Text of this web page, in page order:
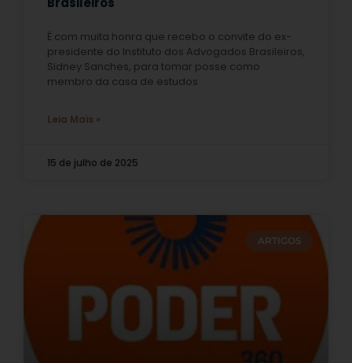
É com muita honra que recebo o convite do ex-
presidente do Instituto dos Advogados Brasileiros,
Sidney Sanches, para tomar posse como
membro da casa de estudos
Leia Mais »
15 de julho de 2025
ARTIGOS